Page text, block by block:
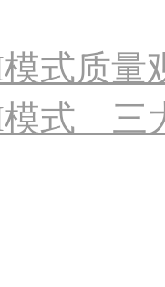
式质量
式 三